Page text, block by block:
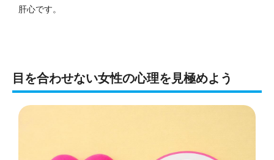
肝心です。
目を合わせない女性の心理を見極めよう